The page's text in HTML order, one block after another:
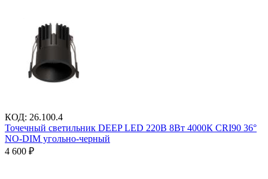
КОД: 26.100.4
Точечный светильник DEEP LED 220В 8Вт 4000К CRI90 36°
NO-DIM угольно-черный
4 600 ₽